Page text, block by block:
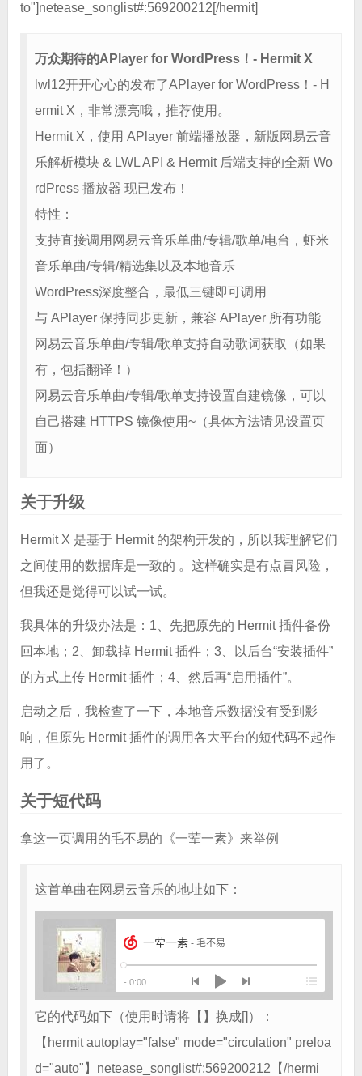
to"]netease_songlist#:569200212[/hermit]
万众期待的APlayer for WordPress！- Hermit X
lwl12开开心心的发布了APlayer for WordPress！- H
ermit X，非常漂亮哦，推荐使用。
Hermit X，使用 APlayer 前端播放器，新版网易云音
乐解析模块 & LWL API & Hermit 后端支持的全新 Wo
rdPress 播放器 现已发布！
特性：
支持直接调用网易云音乐单曲/专辑/歌单/电台，虾米
音乐单曲/专辑/精选集以及本地音乐
WordPress深度整合，最低三键即可调用
与 APlayer 保持同步更新，兼容 APlayer 所有功能
网易云音乐单曲/专辑/歌单支持自动歌词获取（如果
有，包括翻译！）
网易云音乐单曲/专辑/歌单支持设置自建镜像，可以
自己搭建 HTTPS 镜像使用~（具体方法请见设置页
面）
关于升级
Hermit X 是基于 Hermit 的架构开发的，所以我理解它们
之间使用的数据库是一致的 。这样确实是有点冒风险，
但我还是觉得可以试一试。
我具体的升级办法是：1、先把原先的 Hermit 插件备份
回本地；2、卸载掉 Hermit 插件；3、以后台“安装插件”
的方式上传 Hermit 插件；4、然后再“启用插件”。
启动之后，我检查了一下，本地音乐数据没有受到影
响，但原先 Hermit 插件的调用各大平台的短代码不起作
用了。
关于短代码
拿这一页调用的毛不易的《一荤一素》来举例
这首单曲在网易云音乐的地址如下：
它的代码如下（使用时请将【】换成[]）：
【hermit autoplay="false" mode="circulation" preloa
d="auto"】netease_songlist#:569200212【/hermi